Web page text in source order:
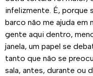
infelizmente. É, porque
barco não me ajuda em
gente aqui dentro,
janela, um papel se
tanto que não se
sala, antes, durante ou